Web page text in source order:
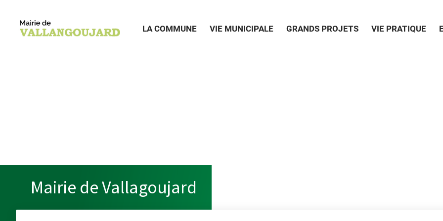
LA COMMUNE VIE MUNICIPALE GRANDS PROJETS VIE PRATIQUE
Mairie de Vallagoujard